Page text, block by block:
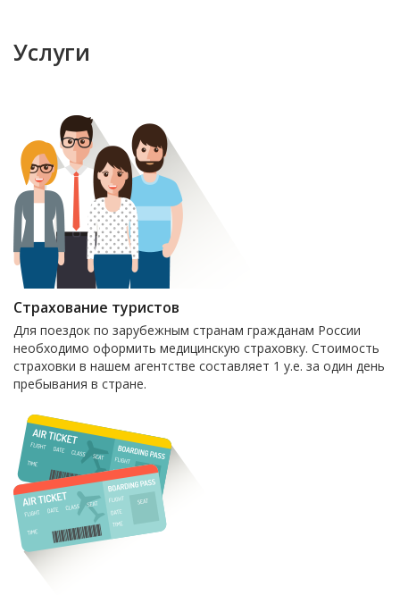
Услуги
Страхование туристов
Для поездок по зарубежным странам гражданам России
необходимо оформить медицинскую страховку. Стоимость
страховки в нашем агентстве составляет 1 у.е. за один день
пребывания в стране.